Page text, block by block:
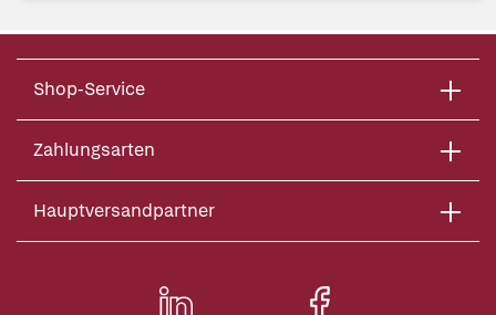
Shop-Service
Zahlungsarten
Hauptversandpartner